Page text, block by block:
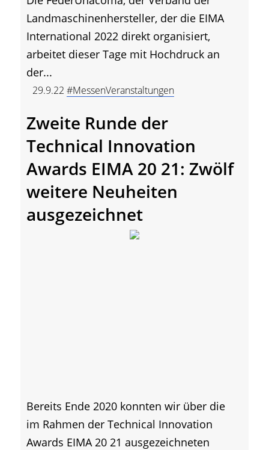
Landmaschinenhersteller, der die EIMA
International 2022 direkt organisiert,
arbeitet dieser Tage mit Hochdruck an
der...
29.9.22 #MessenVeranstaltungen
Zweite Runde der
Technical Innovation
Awards EIMA 20 21: Zwölf
weitere Neuheiten
ausgezeichnet
Bereits Ende 2020 konnten wir über die
im Rahmen der Technical Innovation
Awards EIMA 20 21 ausgezeichneten